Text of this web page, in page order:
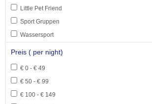
Little Pet Friend
Sport Gruppen
Wassersport
Preis ( per night)
€ 0 - € 49
€ 50 - € 99
€ 100 - € 149